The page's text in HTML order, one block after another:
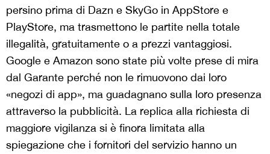
persino prima di Dazn e SkyGo in AppStore e
PlayStore, ma trasmettono le partite nella totale
illegalità, gratuitamente o a prezzi vantaggiosi.
Google e Amazon sono state più volte prese di mira
dal Garante perché non le rimuovono dai loro
«negozi di app», ma guadagnano sulla loro presenza
attraverso la pubblicità. La replica alla richiesta di
maggiore vigilanza si è finora limitata alla
spiegazione che i fornitori del servizio hanno un